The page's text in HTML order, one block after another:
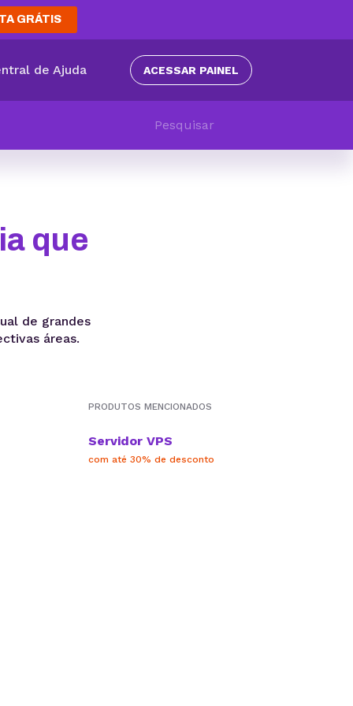
GRÁTIS
de Ajuda ACESSAR PAINEL
que
de grandes
áreas.
PRODUTOS MENCIONADOS
Servidor VPS
com até 30% de desconto